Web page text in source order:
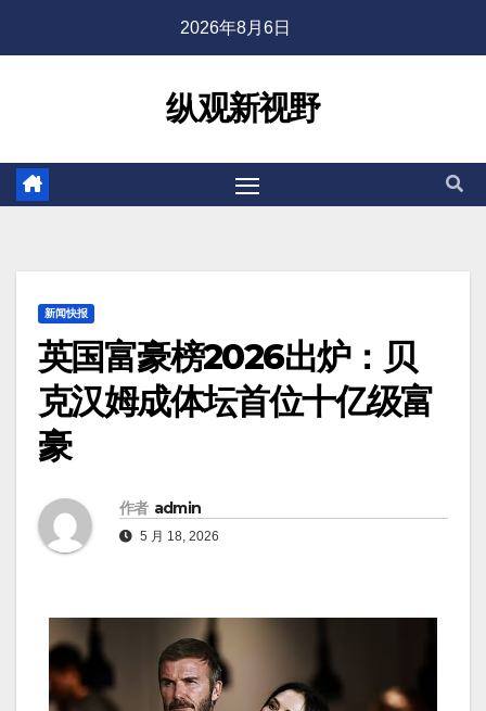
2026年8月6日
纵观新视野
新闻快报
英国富豪榜2026出炉：贝
克汉姆成体坛首位十亿级富
豪
作者 admin
5 月 18, 2026